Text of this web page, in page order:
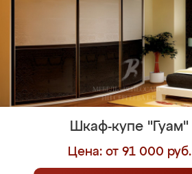
Шкаф-купе "Гуам"
Цена: от 91 000 руб.